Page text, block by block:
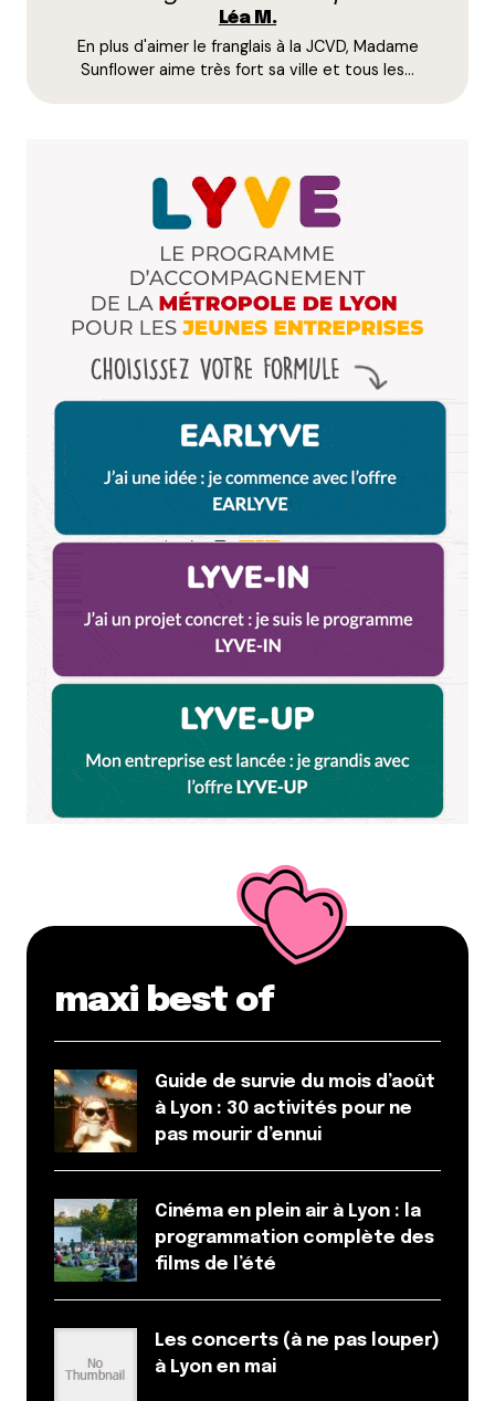
de listes d’un projet soient des hommes (ou des
femmes, c’est plus rare). Perso, je préfère ceux qui
font le parité dès le départ et pas que pour
l’affichage !
champs obligatoires sont indiqués avec
*
Enregistrer mon nom, mon e-mail et mon site dans le
navigateur pour mon prochain commentaire.
Prévenez-moi de tous les nouveaux commentaires
par e-mail.
Et bim !
Léa M.
En plus d'aimer le franglais à la JCVD, Madame
Sunflower aime très fort sa ville et tous les…
maxi best of
Guide de survie du mois d’août
à Lyon : 30 activités pour ne
pas mourir d’ennui
Cinéma en plein air à Lyon : la
programmation complète des
films de l’été
Les concerts (à ne pas louper)
à Lyon en mai